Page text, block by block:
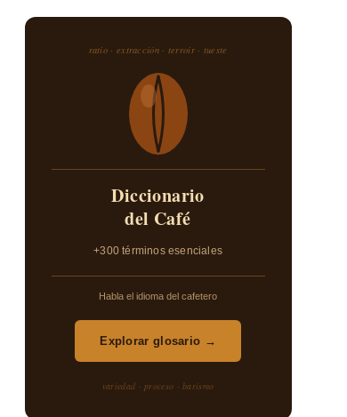
ratio · extracción · terroir · tueste
Diccionario
del Café
+300 términos esenciales
Habla el idioma del cafetero
Explorar glosario →
variedad · proceso · barismo